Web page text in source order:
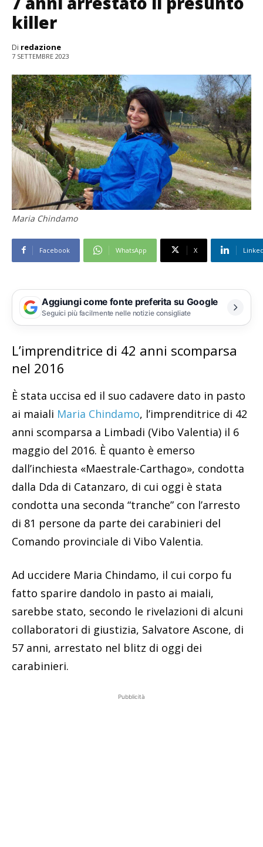
killer
Di redazione
7 SETTEMBRE 2023
Maria Chindamo
Facebook WhatsApp X
Aggiungi come fonte preferita su Google
Seguici più facilmente nelle notizie consigliate
L’imprenditrice di 42 anni scomparsa
nel 2016
È stata uccisa ed il suo cadavere dato in pasto
ai maiali Maria Chindamo, l’imprenditrice di 42
anni scomparsa a Limbadi (Vibo Valentia) il 6
maggio del 2016. È quanto è emerso
dall’inchiesta «Maestrale-Carthago», condotta
dalla Dda di Catanzaro, di cui oggi è stata
condotta una seconda “tranche” con l’arresto
di 81 persone da parte dei carabinieri del
Comando provinciale di Vibo Valentia.
Ad uccidere Maria Chindamo, il cui corpo fu
fatto sparire dandolo in pasto ai maiali,
sarebbe stato, secondo le rivelazioni di alcuni
collaboratori di giustizia, Salvatore Ascone, di
57 anni, arrestato nel blitz di oggi dei
carabinieri.
Pubblicità